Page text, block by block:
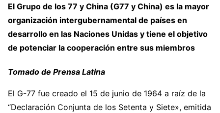
El Grupo de los 77 y China (G77 y China) es la mayor
organización intergubernamental de países en
desarrollo en las Naciones Unidas y tiene el objetivo
de potenciar la cooperación entre sus miembros
Tomado de Prensa Latina
El G-77 fue creado el 15 de junio de 1964 a raíz de la
“Declaración Conjunta de los Setenta y Siete», emitida